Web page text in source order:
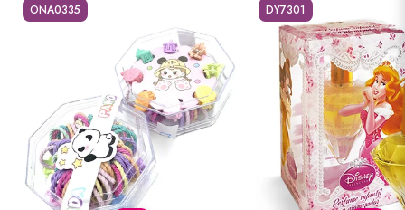
ONA0335 DY7301